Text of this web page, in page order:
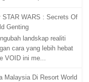
STAR WARS : Secrets Of
Genting
landskap realiti
cara yang lebih hebat
VOID ini me...
Malaysia Di Resort World